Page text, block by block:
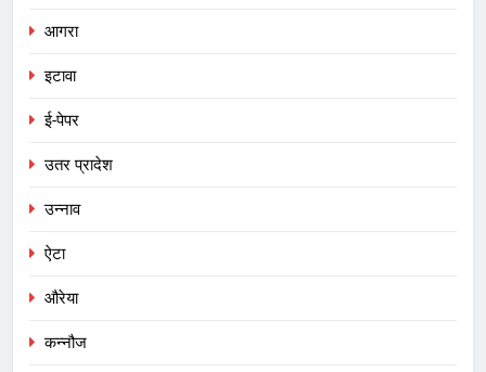
आगरा
इटावा
ई-पेपर
उतर प्रादेश
उन्नाव
ऐटा
औरेया
कन्नौज